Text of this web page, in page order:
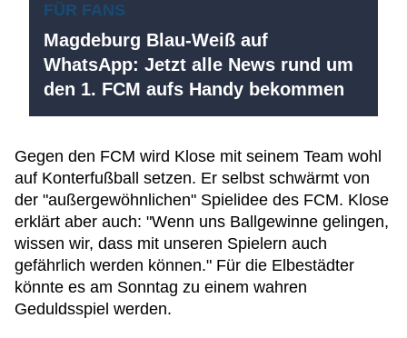
FÜR FANS
Magdeburg Blau-Weiß auf
WhatsApp: Jetzt alle News rund um
den 1. FCM aufs Handy bekommen
Gegen den FCM wird Klose mit seinem Team wohl
auf Konterfußball setzen. Er selbst schwärmt von
der "außergewöhnlichen" Spielidee des FCM. Klose
erklärt aber auch: "Wenn uns Ballgewinne gelingen,
wissen wir, dass mit unseren Spielern auch
gefährlich werden können." Für die Elbestädter
könnte es am Sonntag zu einem wahren
Geduldsspiel werden.